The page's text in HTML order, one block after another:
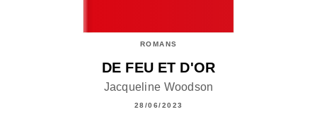
ROMANS
DE FEU ET D'OR
Jacqueline Woodson
28/06/2023